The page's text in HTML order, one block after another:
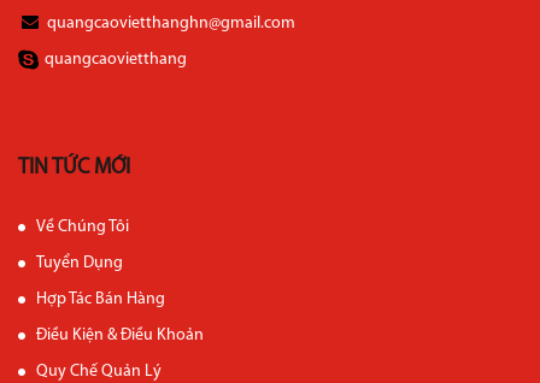
quangcaovietthanghn@gmail.com
quangcaovietthang
TIN TỨC MỚI
Về Chúng Tôi
Tuyển Dụng
Hợp Tác Bán Hàng
Điều Kiện & Điều Khoản
Quy Chế Quản Lý